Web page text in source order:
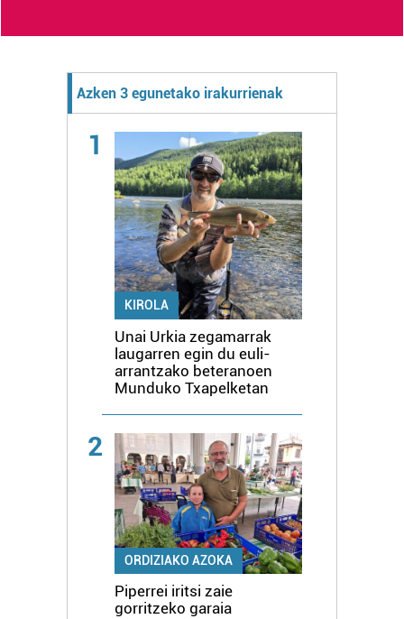
Azken 3 egunetako irakurrienak
1
KIROLA
Unai Urkia zegamarrak
laugarren egin du euli-
arrantzako beteranoen
Munduko Txapelketan
2
ORDIZIAKO AZOKA
Piperrei iritsi zaie
gorritzeko garaia